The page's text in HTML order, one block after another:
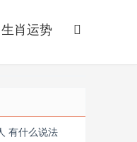
生肖运势
有什么说法